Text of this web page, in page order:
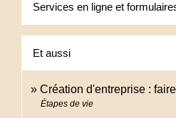
Services en ligne et
Et aussi
Création d'entreprise :
Étapes de vie